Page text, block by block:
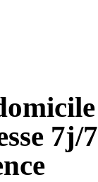
7j/7